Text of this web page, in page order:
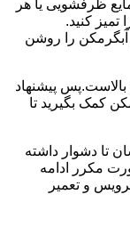
ظرفشویی یا هر
کنید.
را روشن
پیشنهاد
کمک بگیرید تا
تا دشوار داشته
مکرر ادامه
و تعمیر